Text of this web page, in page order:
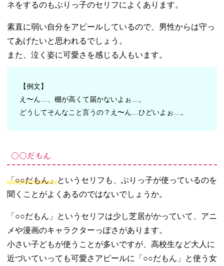
ネをするのもぶりっ子のセリフによくあります。
素直に弱い自分をアピールしているので、男性からは守っ
てあげたいと思われるでしょう。
また、泣く姿に可愛さを感じる人もいます。
【例文】
え〜ん…、棚が高くて届かないよぉ…。
どうしてそんなこと言うの？え〜ん…ひどいよぉ…。
○○だもん
「○○だもん」というセリフも、ぶりっ子が使っているのを
聞くことがよくあるのではないでしょうか。
「○○だもん」というセリフは少し芝居がかっていて、アニ
メや漫画のキャラクターっぽさがあります。
小さい子どもが使うことが多いですが、高校生など大人に
近づいていっても可愛さアピールに「○○だもん」と使う女